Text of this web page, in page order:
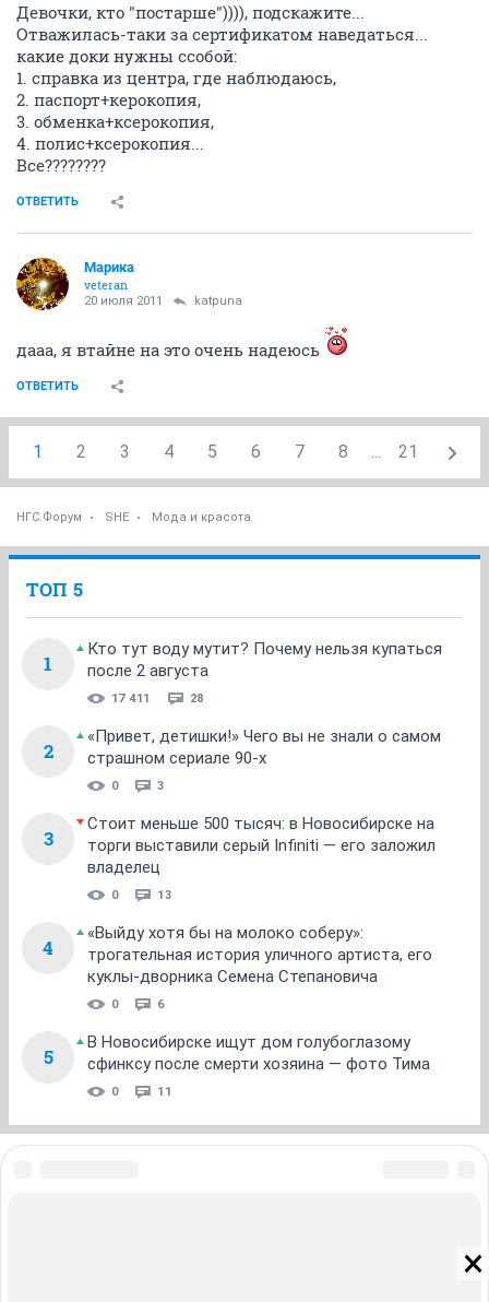
Девочки, кто "постарше")))), подскажите...
Отважилась-таки за сертификатом наведаться...
какие доки нужны ссобой:
1. справка из центра, где наблюдаюсь,
2. паспорт+керокопия,
3. обменка+ксерокопия,
4. полис+ксерокопия...
Все????????
ОТВЕТИТЬ
Марика
veteran
20 июля 2011 katpuna
дааа, я втайне на это очень надеюсь
ОТВЕТИТЬ
1 2 3 4 5 6 7 8 ... 21
НГС.Форум SHE Мода и красота
ТОП 5
1
Кто тут воду мутит? Почему нельзя купаться
после 2 августа
17 411 28
2
«Привет, детишки!» Чего вы не знали о самом
страшном сериале 90-х
0 3
3
Стоит меньше 500 тысяч: в Новосибирске на
торги выставили серый Infiniti — его заложил
владелец
0 13
4
«Выйду хотя бы на молоко соберу»:
трогательная история уличного артиста, его
куклы-дворника Семена Степановича
0 6
5
В Новосибирске ищут дом голубоглазому
сфинксу после смерти хозяина — фото Тима
0 11